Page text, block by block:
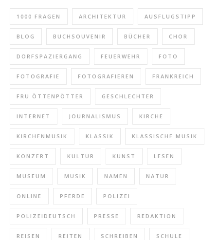
1000 FRAGEN ARCHITEKTUR AUSFLUGSTIPP
BLOG BUCHSOUVENIR BÜCHER CHOR
DORFSPAZIERGANG FEUERWEHR FOTO
FOTOGRAFIE FOTOGRAFIEREN FRANKREICH
FRU ÖTTENPÖTTER GESCHLECHTER
INTERNET JOURNALISMUS KIRCHE
KIRCHENMUSIK KLASSIK KLASSISCHE MUSIK
KONZERT KULTUR KUNST LESEN
MUSEUM MUSIK NAMEN NATUR
ONLINE PFERDE POLIZEI
POLIZEIDEUTSCH PRESSE REDAKTION
REISEN REITEN SCHREIBEN SCHULE